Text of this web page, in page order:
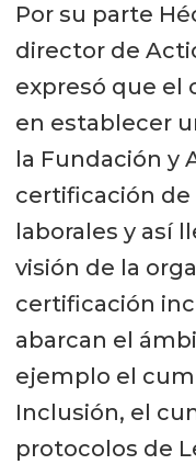
Por su parte
director de
expresó que el
en establecer
la Fundación y
certificación
laborales y así
visión de la
certificación
abarcan el
ejemplo el
Inclusión, el
protocolos de